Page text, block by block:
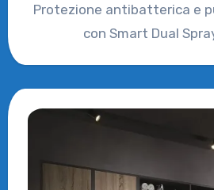
Protezione antibatterica e
con Smart Dual